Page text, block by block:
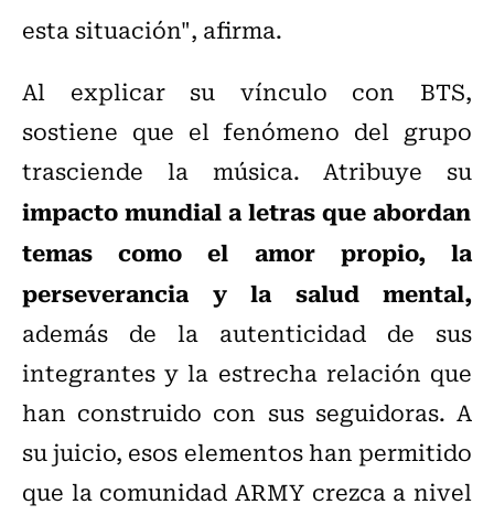
esta situación", afirma.
Al explicar su vínculo con BTS,
sostiene que el fenómeno del grupo
trasciende la música. Atribuye su
impacto mundial a letras que abordan
temas como el amor propio, la
perseverancia y la salud mental,
además de la autenticidad de sus
integrantes y la estrecha relación que
han construido con sus seguidoras. A
su juicio, esos elementos han permitido
que la comunidad ARMY crezca a nivel